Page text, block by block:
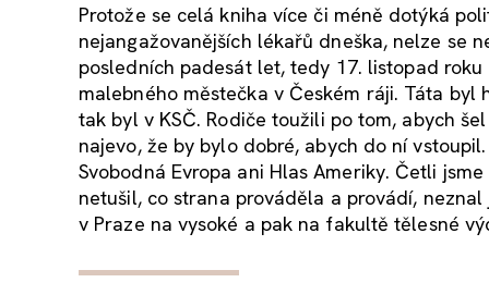
Protože se celá kniha více či méně dotýká
nejangažovanějších lékařů dneška, nelze se
posledních padesát let, tedy 17. listopad
malebného městečka v Českém ráji. Táta
tak byl v KSČ. Rodiče toužili po tom, abych
najevo, že by bylo dobré, abych do ní
Svobodná Evropa ani Hlas Ameriky. Četli
netušil, co strana prováděla a provádí,
v Praze na vysoké a pak na fakultě tělesné